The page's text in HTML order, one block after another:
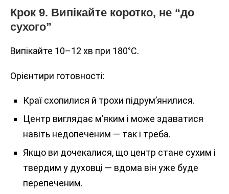
Крок 9. Випікайте коротко, не “до
сухого”
Випікайте 10–12 хв при 180°C.
Орієнтири готовності:
Краї схопилися й трохи підрум’янилися.
Центр виглядає м’яким і може здаватися
навіть недопеченим — так і треба.
Якщо ви дочекалися, що центр стане сухим і
твердим у духовці — вдома він уже буде
перепеченим.